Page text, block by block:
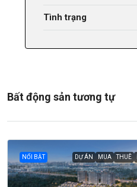
Tình trạng
Bất động sản tương tự
NỔI BẬT DỰ ÁN MUA THUÊ